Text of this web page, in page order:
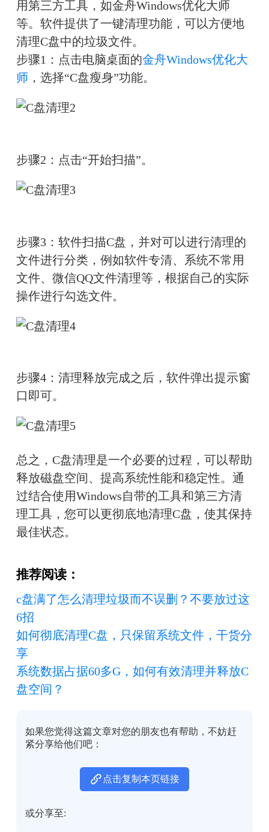
用第三方工具，如金舟Windows优化大师
等。软件提供了一键清理功能，可以方便地
清理C盘中的垃圾文件。
步骤1：点击电脑桌面的金舟Windows优化大
师，选择“C盘瘦身”功能。
步骤2：点击“开始扫描”。
步骤3：软件扫描C盘，并对可以进行清理的
文件进行分类，例如软件专清、系统不常用
文件、微信QQ文件清理等，根据自己的实际
操作进行勾选文件。
步骤4：清理释放完成之后，软件弹出提示窗
口即可。
总之，C盘清理是一个必要的过程，可以帮助
释放磁盘空间、提高系统性能和稳定性。通
过结合使用Windows自带的工具和第三方清
理工具，您可以更彻底地清理C盘，使其保持
最佳状态。
推荐阅读：
c盘满了怎么清理垃圾而不误删？不要放过这
6招
如何彻底清理C盘，只保留系统文件，干货分
享
系统数据占据60多G，如何有效清理并释放C
盘空间？
如果您觉得这篇文章对您的朋友也有帮助，不妨赶
紧分享给他们吧：
点击复制本页链接
或分享至: